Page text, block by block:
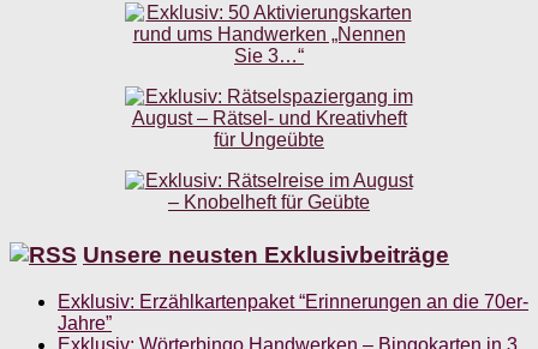
Unsere neusten Exklusivbeiträge
Exklusiv: Erzählkartenpaket “Erinnerungen an die 70er-
Jahre”
Exklusiv: Wörterbingo Handwerken – Bingokarten in 3